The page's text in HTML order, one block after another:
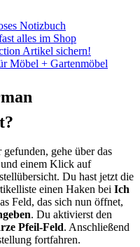
gehe über das
einem Klick auf
Du hast jetzt die
einen Haken bei Ich
Feld, das sich nun öffnet,
. Du aktivierst den
Pfeil-Feld. Anschließend
fortfahren.